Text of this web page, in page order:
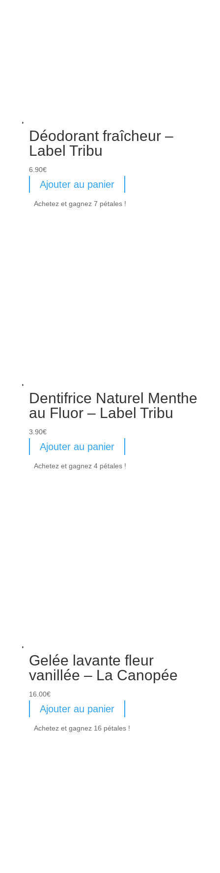
Déodorant fraîcheur –
Label Tribu
6.90€
Ajouter au panier
Achetez et gagnez 7 pétales !
Dentifrice Naturel Menthe
au Fluor – Label Tribu
3.90€
Ajouter au panier
Achetez et gagnez 4 pétales !
Gelée lavante fleur
vanillée – La Canopée
16.00€
Ajouter au panier
Achetez et gagnez 16 pétales !